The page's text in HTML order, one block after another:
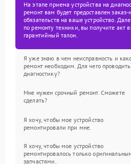
На этапе приема устройства на
ремонт вам будет предоставлен
обязательств на ваше устройство.
по ремонту техники, вы получите акт
гарантийный талон.
Я уже знаю в чем неисправность и
ремонт необходим. Для чего проводить
диагностику?
Мне нужен срочный ремонт. Сможете
сделать?
Я хочу, чтобы мое устройство
ремонтировали при мне.
Я хочу, чтобы мое устройство
ремонтировалось только
запчастями.